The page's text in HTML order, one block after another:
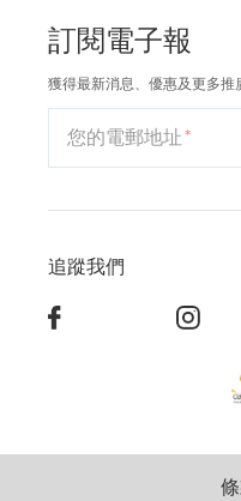
訂閱電子報
獲得最新消息、優惠及更多推
您的電郵地址
追蹤我們